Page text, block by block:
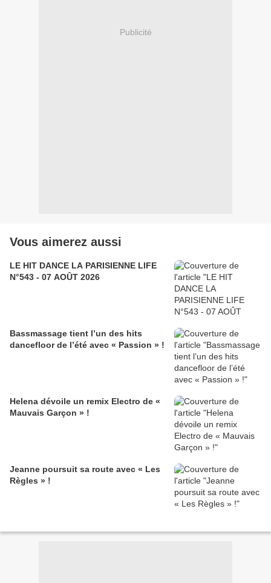
Publicité
Vous aimerez aussi
LE HIT DANCE LA PARISIENNE LIFE
N°543 - 07 AOÛT 2026
Bassmassage tient l’un des hits
dancefloor de l’été avec « Passion » !
Helena dévoile un remix Electro de «
Mauvais Garçon » !
Jeanne poursuit sa route avec « Les
Règles » !